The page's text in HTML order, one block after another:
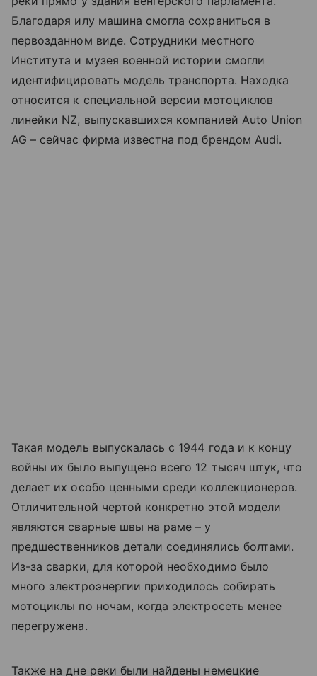
Благодаря илу машина смогла сохраниться в
первозданном виде. Сотрудники местного
Института и музея военной истории смогли
идентифицировать модель транспорта. Находка
относится к специальной версии мотоциклов
линейки NZ, выпускавшихся компанией Auto Union
AG – сейчас фирма известна под брендом Audi.
Такая модель выпускалась с 1944 года и к концу
войны их было выпущено всего 12 тысяч штук, что
делает их особо ценными среди коллекционеров.
Отличительной чертой конкретно этой модели
являются сварные швы на раме – у
предшественников детали соединялись болтами.
Из-за сварки, для которой необходимо было
много электроэнергии приходилось собирать
мотоциклы по ночам, когда электросеть менее
перегружена.
Также на дне реки были найдены немецкие